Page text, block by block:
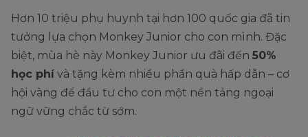
Hơn 10 triệu phụ huynh tại hơn 100 quốc gia đã tin
tưởng lựa chọn Monkey Junior cho con mình. Đặc
biệt, mùa hè này Monkey Junior ưu đãi đến 50%
học phí và tặng kèm nhiều phần quà hấp dẫn – cơ
hội vàng để đầu tư cho con một nền tảng ngoại
ngữ vững chắc từ sớm.